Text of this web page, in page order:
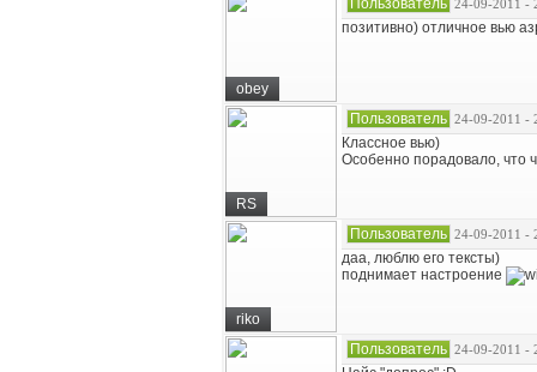
obey
Пользователь 24-09-2011 -
позитивно) отличное вью
RS
Пользователь 24-09-2011 -
Классное вью)
Особенно порадовало, что
riko
Пользователь 24-09-2011 -
даа, люблю его тексты)
поднимает настроение
Пользователь 24-09-2011 -